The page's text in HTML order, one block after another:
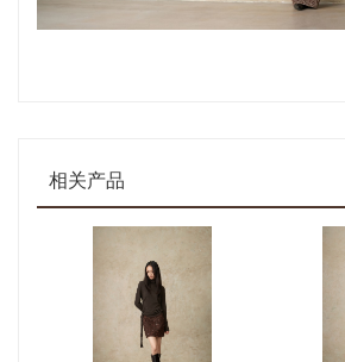
相关产品